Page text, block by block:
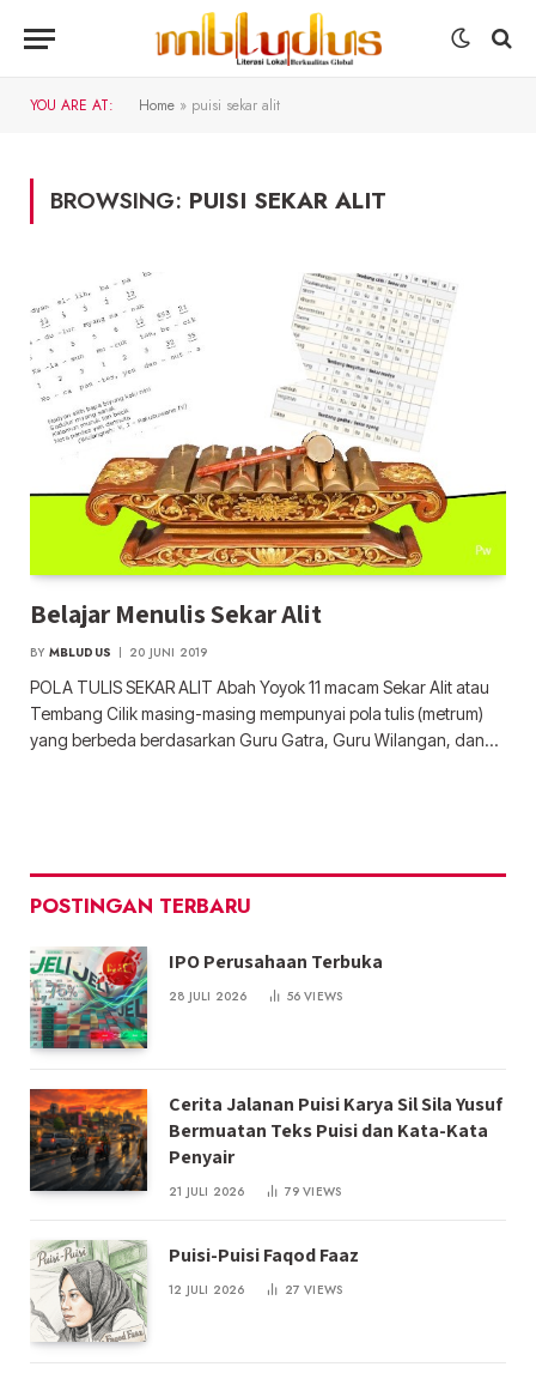
YOU ARE AT: Home » puisi sekar alit
BROWSING: PUISI SEKAR ALIT
Belajar Menulis Sekar Alit
BY MBLUDUS 20 JUNI 2019
POLA TULIS SEKAR ALIT Abah Yoyok 11 macam Sekar Alit atau
Tembang Cilik masing-masing mempunyai pola tulis (metrum)
yang berbeda berdasarkan Guru Gatra, Guru Wilangan, dan…
POSTINGAN TERBARU
IPO Perusahaan Terbuka
28 JULI 2026 56VIEWS
Cerita Jalanan Puisi Karya Sil Sila Yusuf
Bermuatan Teks Puisi dan Kata-Kata
Penyair
21 JULI 2026 79VIEWS
Puisi-Puisi Faqod Faaz
12 JULI 2026 27VIEWS